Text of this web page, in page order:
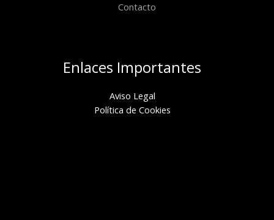
Contacto
Enlaces Importantes
Aviso Legal
Política de Cookies